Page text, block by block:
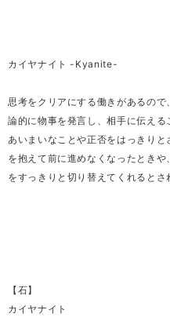
カイヤナイト -Kyanite-
思考をクリアにする働きがあるの
論的に物事を発言し、相手に伝える
あいまいなことや正否をはっきり
を抱えて前に進めなくなったとき
をすっきりと切り替えてくれるとさ
【石】
カイヤナイト